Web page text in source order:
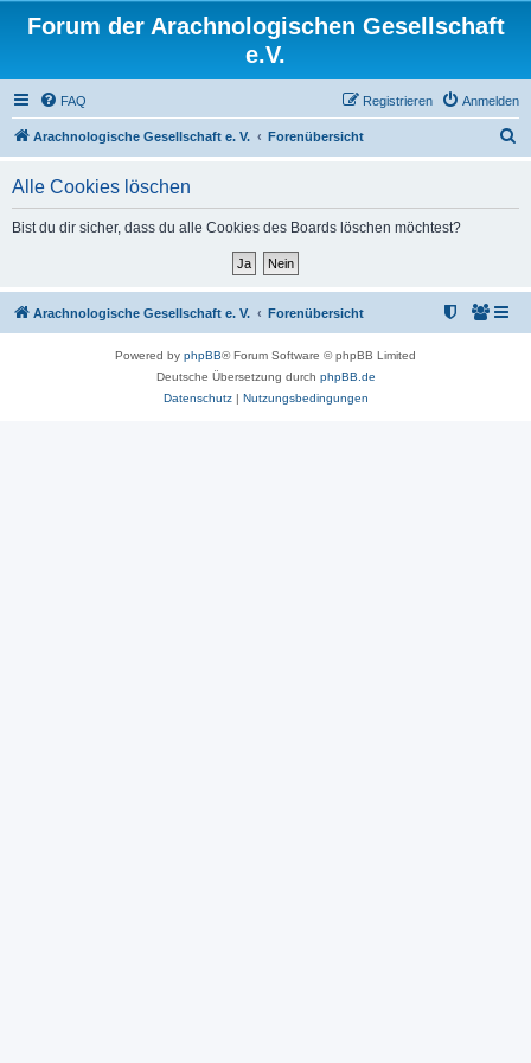
Forum der Arachnologischen Gesellschaft
e.V.
FAQ Anmelden
Registrieren
Arachnologische Gesellschaft e. V. Forenübersicht
Alle Cookies löschen
Bist du dir sicher, dass du alle Cookies des Boards löschen möchtest?
Arachnologische Gesellschaft e. V. Forenübersicht
Powered by phpBB® Forum Software © phpBB Limited
Deutsche Übersetzung durch phpBB.de
Datenschutz| Nutzungsbedingungen